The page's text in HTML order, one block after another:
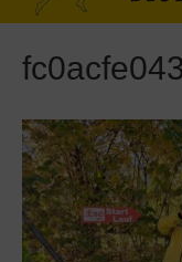
fc0acfe043